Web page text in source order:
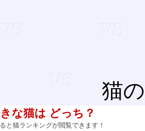
猫
な猫は どっち？
と猫ランキングが閲覧できます！